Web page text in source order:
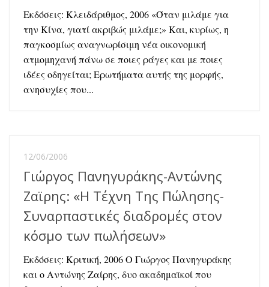
Εκδόσεις: Κλειδάριθμος, 2006 «Όταν μιλάμε για
την Κίνα, γιατί ακριβώς μιλάμε;» Και, κυρίως, η
παγκοσμίως αναγνωρίσιμη νέα οικονομική
ατμομηχανή πάνω σε ποιες ράγες και με ποιες
ιδέες οδηγείται; Ερωτήματα αυτής της μορφής,
ανησυχίες που...
12/06/2006
Γιώργος Πανηγυράκης-Αντώνης
Ζαϊρης: «Η Τέχνη Της Πώλησης-
Συναρπαστικές διαδρομές στον
κόσμο των πωλήσεων»
Εκδόσεις: Κριτική, 2006 Ο Γιώργος Πανηγυράκης
και ο Αντώνης Ζαίρης, δυο ακαδημαϊκοί που